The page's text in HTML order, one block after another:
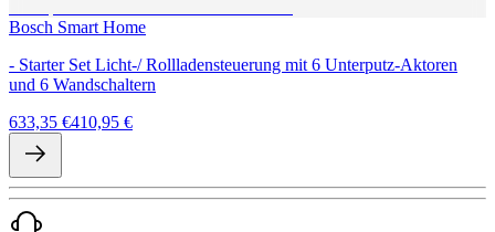
Bosch Smart Home
- Starter Set Licht-/ Rollladensteuerung mit 6 Unterputz-Aktoren
und 6 Wandschaltern
633,35 €410,95 €